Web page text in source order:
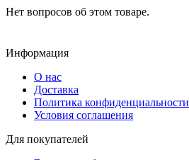
Нет вопросов об этом товаре.
Информация
О нас
Доставка
Политика конфиденциальности
Условия соглашения
Для покупателей